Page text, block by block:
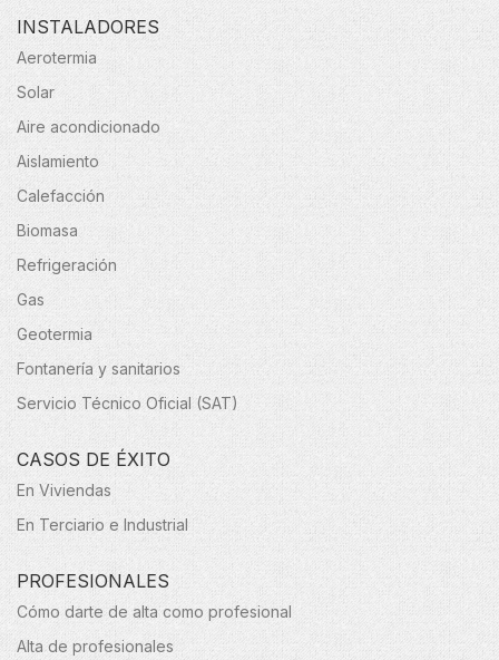
INSTALADORES
Aerotermia
Solar
Aire acondicionado
Aislamiento
Calefacción
Biomasa
Refrigeración
Gas
Geotermia
Fontanería y sanitarios
Servicio Técnico Oficial (SAT)
CASOS DE ÉXITO
En Viviendas
En Terciario e Industrial
PROFESIONALES
Cómo darte de alta como profesional
Alta de profesionales